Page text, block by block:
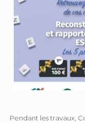
Pendant les travaux,